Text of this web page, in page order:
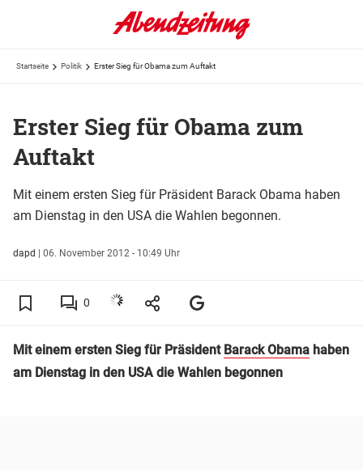
Startseite Politik Erster Sieg für Obama zum Auftakt
Erster Sieg für Obama zum
Auftakt
Mit einem ersten Sieg für Präsident Barack Obama haben
am Dienstag in den USA die Wahlen begonnen.
dapd | 06. November 2012 - 10:49 Uhr
0
Mit einem ersten Sieg für Präsident Barack Obama haben
am Dienstag in den USA die Wahlen begonnen